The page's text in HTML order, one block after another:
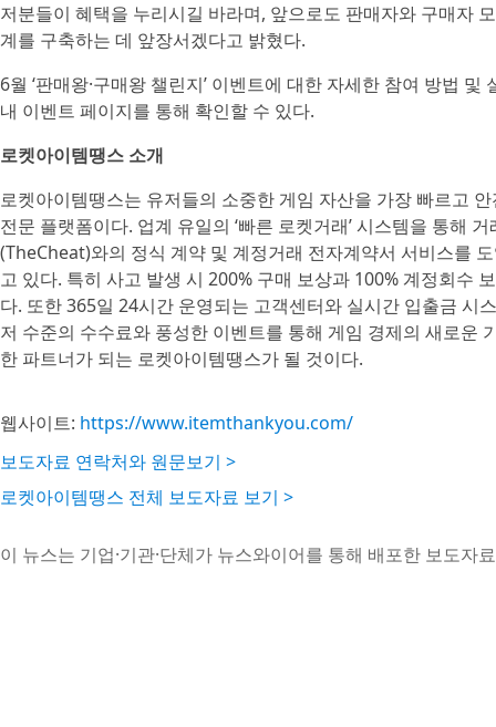
저분들이 혜택을 누리시길 바라며, 앞으로도 판매자와 구매자
계를 구축하는 데 앞장서겠다고 밝혔다.
6월 ‘판매왕·구매왕 챌린지’ 이벤트에 대한 자세한 참여 방법
내 이벤트 페이지를 통해 확인할 수 있다.
로켓아이템땡스 소개
로켓아이템땡스는 유저들의 소중한 게임 자산을 가장 빠르고
전문 플랫폼이다. 업계 유일의 ‘빠른 로켓거래’ 시스템을 통해
(TheCheat)와의 정식 계약 및 계정거래 전자계약서 서비스를
고 있다. 특히 사고 발생 시 200% 구매 보상과 100% 계정회수
다. 또한 365일 24시간 운영되는 고객센터와 실시간 입출금 시
저 수준의 수수료와 풍성한 이벤트를 통해 게임 경제의 새로운
한 파트너가 되는 로켓아이템땡스가 될 것이다.
웹사이트: https://www.itemthankyou.com/
보도자료 연락처와 원문보기 >
로켓아이템땡스 전체 보도자료 보기 >
이 뉴스는 기업·기관·단체가 뉴스와이어를 통해 배포한 보도자